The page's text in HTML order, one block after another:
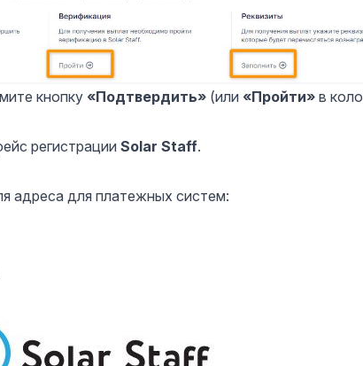
кнопку «Подтвердить» (или «Пройти» в
регистрации Solar Staff.
адреса для платежных систем: